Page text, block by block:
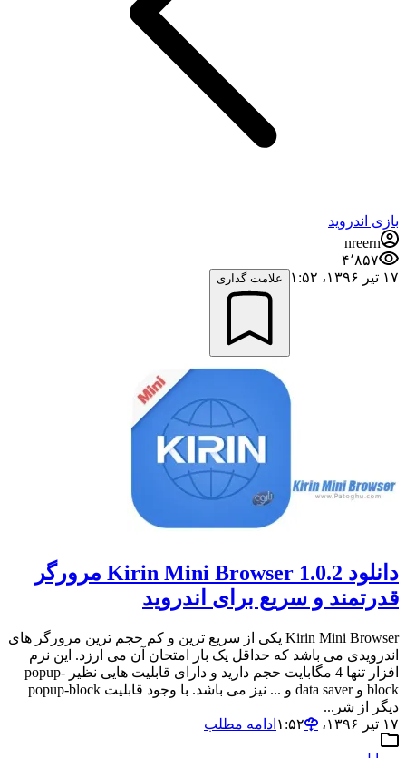
بازی اندروید
nreern
۴٬۸۵۷
۱۷ تیر ۱۳۹۶،‏ ۱:۵۲
علامت گذاری
دانلود Kirin Mini Browser 1.0.2 مرورگر
قدرتمند و سریع برای اندروید
Kirin Mini Browser یکی از سریع ترین و کم حجم ترین مرورگر های
اندرویدی می باشد که حداقل یک بار امتحان آن می ارزد. این نرم
افزار تنها 4 مگابایت حجم دارید و دارای قابلیت هایی نظیر popup-
block و data saver و ... نیز می باشد. با وجود قابلیت popup-block
دیگر از شر...
۱۷ تیر ۱۳۹۶،‏ ۱:۵۲
ادامه مطلب